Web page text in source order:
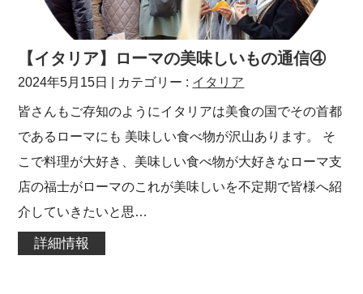
【イタリア】ローマの美味しいもの通信④
2024年5月15日 | カテゴリー : イタリア
皆さんもご存知のようにイタリアは美食の国でその首都
であるローマにも 美味しい食べ物が沢山あります。 そ
こで料理が大好き、美味しい食べ物が大好きなローマ支
店の福士がローマのこれが美味しいを不定期で皆様へ紹
介していきたいと思…
詳細情報